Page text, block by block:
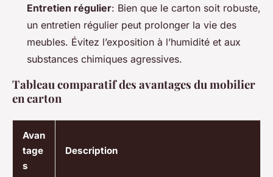
Entretien régulier: Bien que le carton soit robuste,
un entretien régulier peut prolonger la vie des
meubles. Évitez l’exposition à l’humidité et aux
substances chimiques agressives.
Tableau comparatif des avantages du mobilier
en carton
Avan
tage
s
Description